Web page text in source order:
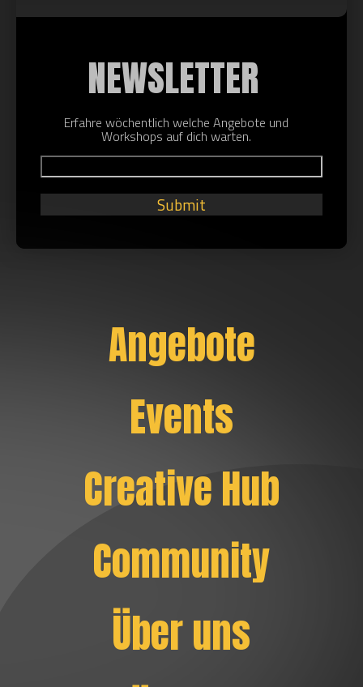
NEWSLETTER
Erfahre wöchentlich welche Angebote und
Workshops auf dich warten.
Submit
Angebote
Events
Creative Hub
Community
Über uns